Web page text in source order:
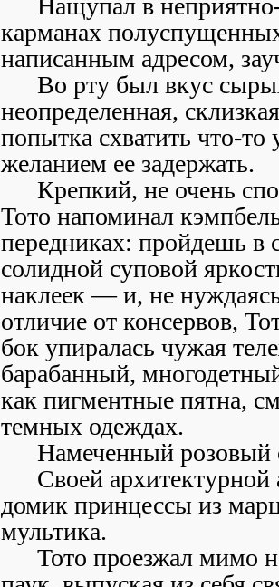
Нащупал в
карманах
написанным адресом,
Во рту был вкус
неопределенная,
попытка схватить что-то
желанием ее задержать.
Крепкий, не очень
Тото напоминал
передниках: пройдешь в
солидной суповой
наклеек — и, не
отличие от консервов,
бок упиралась чужая
барабанный,
как пигментные пятна,
темных одеждах.
Намеченный розовый
Своей
домик принцессы из
мультика.
Тото проезжал мимо